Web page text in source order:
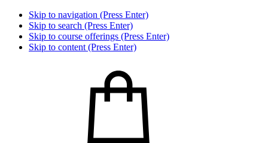
Skip to navigation (Press Enter)
Skip to search (Press Enter)
Skip to course offerings (Press Enter)
Skip to content (Press Enter)